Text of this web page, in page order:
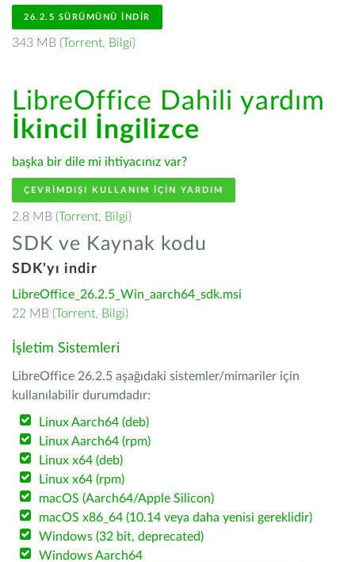
26.2.5 SÜRÜMÜNÜ İNDIR
343 MB (Torrent, Bilgi)
LibreOffice Dahili yardım
İkincil İngilizce
başka bir dile mi ihtiyacınız var?
ÇEVRIMDIŞI KULLANIM IÇIN YARDIM
2.8 MB (Torrent, Bilgi)
SDK ve Kaynak kodu
SDK'yı indir
LibreOffice_26.2.5_Win_aarch64_sdk.msi
22 MB (Torrent, Bilgi)
İşletim Sistemleri
LibreOffice 26.2.5 aşağıdaki sistemler/mimariler için
kullanılabilir durumdadır:
Linux Aarch64 (deb)
Linux Aarch64 (rpm)
Linux x64 (deb)
Linux x64 (rpm)
macOS (Aarch64/Apple Silicon)
macOS x86_64 (10.14 veya daha yenisi gereklidir)
Windows (32 bit, deprecated)
Windows Aarch64